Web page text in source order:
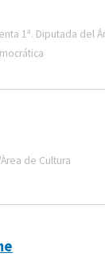
1ª. Diputada del
de Cultura